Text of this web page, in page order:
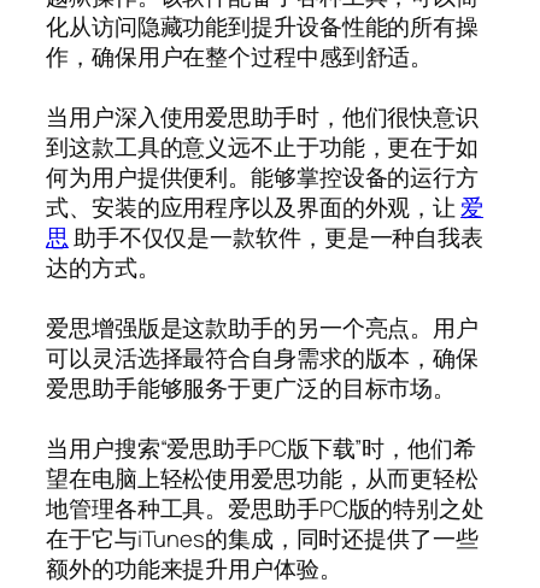
化从访问隐藏功能到提升设备性能的所有操
作，确保用户在整个过程中感到舒适。
当用户深入使用爱思助手时，他们很快意识
到这款工具的意义远不止于功能，更在于如
何为用户提供便利。能够掌控设备的运行方
式、安装的应用程序以及界面的外观，让爱
思助手不仅仅是一款软件，更是一种自我表
达的方式。
爱思增强版是这款助手的另一个亮点。用户
可以灵活选择最符合自身需求的版本，确保
爱思助手能够服务于更广泛的目标市场。
当用户搜索“爱思助手PC版下载”时，他们希
望在电脑上轻松使用爱思功能，从而更轻松
地管理各种工具。爱思助手PC版的特别之处
在于它与iTunes的集成，同时还提供了一些
额外的功能来提升用户体验。